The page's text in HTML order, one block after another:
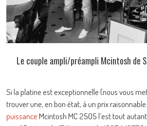
Le couple ampli/préampli Mcintosh de
Si la platine est exceptionnelle (nous vous
trouver une, en bon état, à un prix
puissanceMcintosh MC 2505 l’est tout